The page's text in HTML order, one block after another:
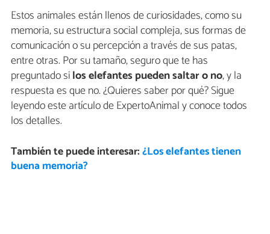
Estos animales están llenos de curiosidades, como su
memoria, su estructura social compleja, sus formas de
comunicación o su percepción a través de sus patas,
entre otras. Por su tamaño, seguro que te has
preguntado silos elefantes pueden saltar o no, y la
respuesta es que no. ¿Quieres saber por qué? Sigue
leyendo este artículo de ExpertoAnimal y conoce todos
los detalles.
También te puede interesar:¿Los elefantes tienen
buena memoria?